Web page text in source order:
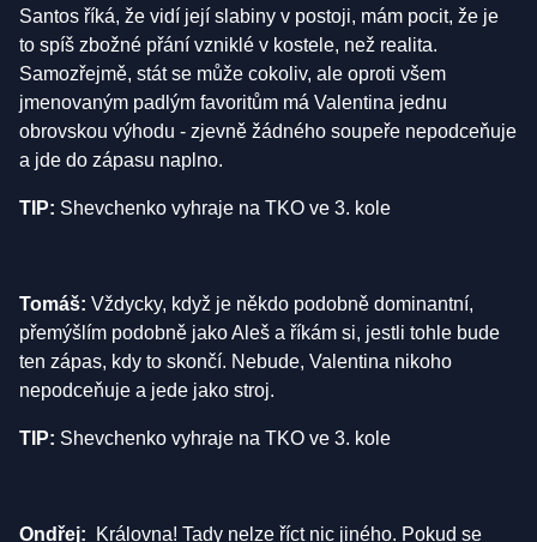
Santos říká, že vidí její slabiny v postoji, mám pocit, že je
to spíš zbožné přání vzniklé v kostele, než realita.
Samozřejmě, stát se může cokoliv, ale oproti všem
jmenovaným padlým favoritům má Valentina jednu
obrovskou výhodu - zjevně žádného soupeře nepodceňuje
a jde do zápasu naplno.
TIP: Shevchenko vyhraje na TKO ve 3. kole
Tomáš: Vždycky, když je někdo podobně dominantní,
přemýšlím podobně jako Aleš a říkám si, jestli tohle bude
ten zápas, kdy to skončí. Nebude, Valentina nikoho
nepodceňuje a jede jako stroj.
TIP: Shevchenko vyhraje na TKO ve 3. kole
Ondřej: Královna! Tady nelze říct nic jiného. Pokud se